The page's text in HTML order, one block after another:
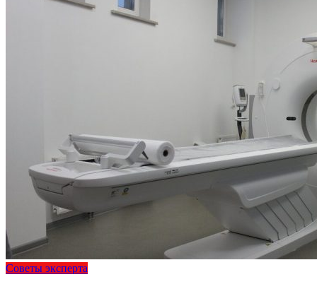
Советы эксперта